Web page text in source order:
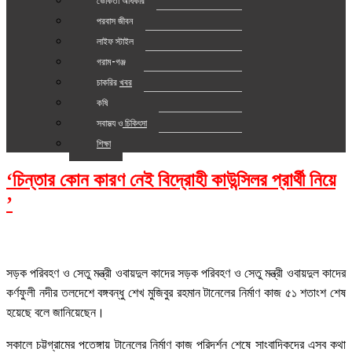
প্রবাস জীবন
লাইফ স্টাইল
গ্রাম-গঞ্জ
চাকরির খবর
কৃষি
স্বাস্থ্য ও চিকিৎসা
শিক্ষা
‘চিন্তার কোন কারণ নেই বিদ্রোহী কাউন্সিলর প্রার্থী নিয়ে
’
সড়ক পরিবহণ ও সেতু মন্ত্রী ওবায়দুল কাদের সড়ক পরিবহণ ও সেতু মন্ত্রী ওবায়দুল কাদের
কর্ণফুলী নদীর তলদেশে বঙ্গবন্ধু শেখ মুজিবুর রহমান টানেলের নির্মাণ কাজ ৫১ শতাংশ শেষ
হয়েছে বলে জানিয়েছেন।
সকালে চট্টগ্রামের পতেঙ্গায় টানেলের নির্মাণ কাজ পরিদর্শন শেষে সাংবাদিকদের এসব কথা